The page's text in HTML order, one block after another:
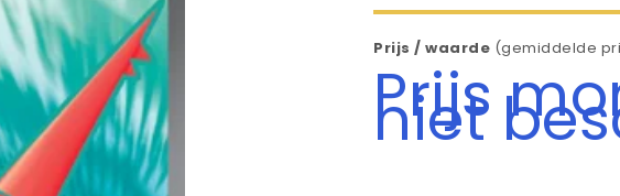
Prijs / waarde (gemiddelde
Prijs
niet